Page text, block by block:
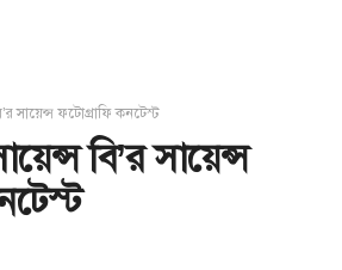
সায়েন্স ফটোগ্রাফি কনটেস্ট
বি’র সায়েন্স